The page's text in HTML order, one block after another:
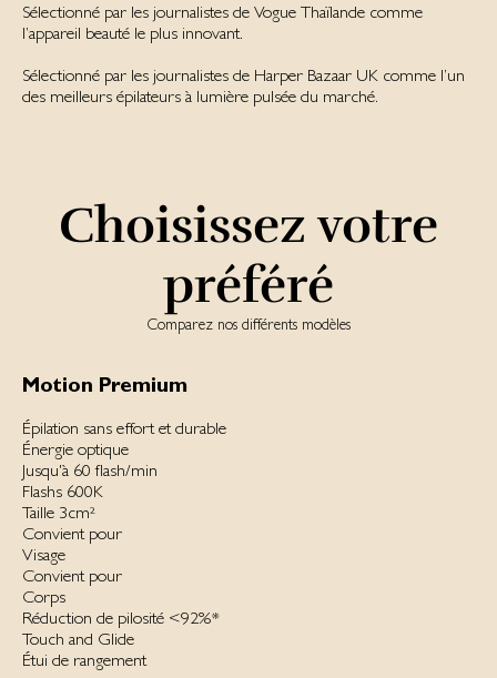
Sélectionné par les journalistes de Vogue Thaïlande comme
l’appareil beauté le plus innovant.
Sé­lec­tion­né par les jour­na­listes de Harper Ba­zaar UK comme l’un
des mei­lleurs épi­la­teurs à lumi­ère pul­sée du mar­ché.
Choisissez votre
préféré
Comparez nos différents modèles
Motion Premium
Épilation sans effort et durable
Énergie optique
Jusqu'à 60 flash/min
Flashs 600K
Taille 3cm²
Convient pour
Visage
Convient pour
Corps
Réduction de pilosité <92%*
Touch and Glide
Étui de rangement